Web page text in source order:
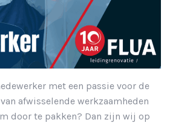
met een passie voor de
afwisselende werkzaamheden
door te pakken? Dan zijn wij op